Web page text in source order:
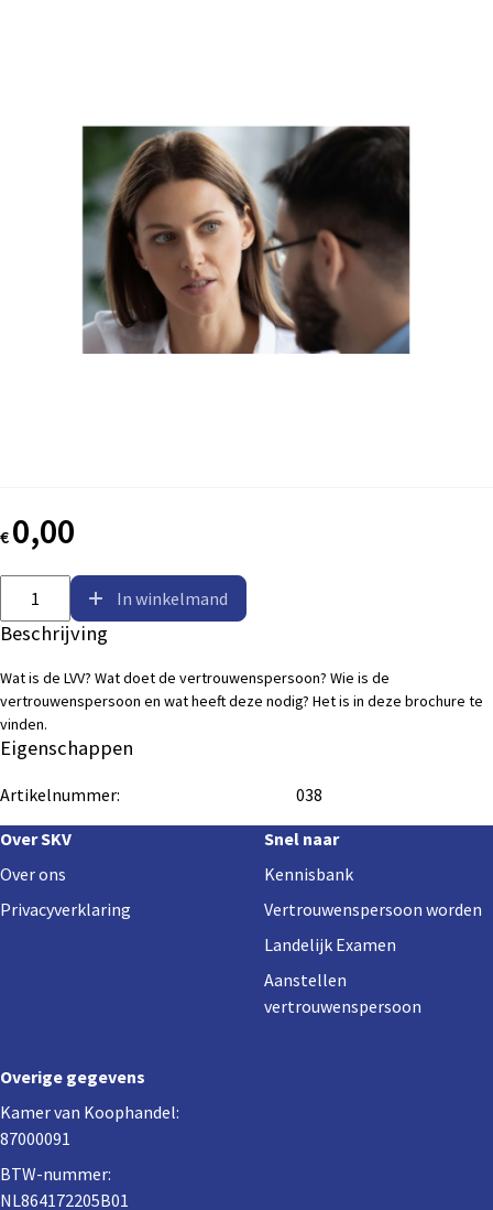
€ 0,00
In winkelmand
Beschrijving
Wat is de LVV? Wat doet de vertrouwenspersoon? Wie is de
vertrouwenspersoon en wat heeft deze nodig? Het is in deze brochure te
vinden.
Eigenschappen
Artikelnummer:
038
Footer
navigation
Over SKV
Over ons
Privacyverklaring
Snel naar
Kennisbank
Vertrouwenspersoon worden
Landelijk Examen
Aanstellen
vertrouwenspersoon
Overige gegevens
Kamer van Koophandel:
87000091
BTW-nummer:
NL864172205B01